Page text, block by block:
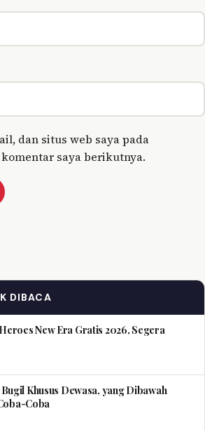
dan situs web saya pada
saya berikutnya.
DIBACA
New Era Gratis 2026, Segera
Khusus Dewasa, yang Dibawah
Coba